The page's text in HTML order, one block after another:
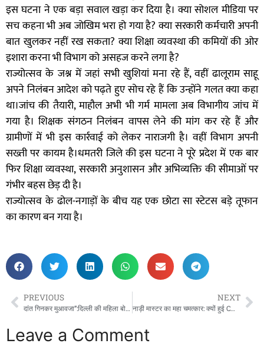
इस घटना ने एक बड़ा सवाल खड़ा कर दिया है। क्या सोशल मीडिया पर
सच कहना भी अब जोखिम भरा हो गया है? क्या सरकारी कर्मचारी अपनी
बात खुलकर नहीं रख सकता? क्या शिक्षा व्यवस्था की कमियों की ओर
इशारा करना भी विभाग को असहज करने लगा है?
राज्योत्सव के जश्न में जहां सभी खुशियां मना रहे हैं, वहीं ढालूराम साहू
अपने निलंबन आदेश को पढ़ते हुए सोच रहे हैं कि उन्होंने गलत क्या कहा
था।जांच की तैयारी, माहौल अभी भी गर्म मामला अब विभागीय जांच में
गया है। शिक्षक संगठन निलंबन वापस लेने की मांग कर रहे हैं और
ग्रामीणों में भी इस कार्रवाई को लेकर नाराजगी है। वहीं विभाग अपनी
सख्ती पर कायम है।धमतरी जिले की इस घटना ने पूरे प्रदेश में एक बार
फिर शिक्षा व्यवस्था, सरकारी अनुशासन और अभिव्यक्ति की सीमाओं पर
गंभीर बहस छेड़ दी है।
राज्योत्सव के ढोल-नगाड़ों के बीच यह एक छोटा सा स्टेटस बड़े तूफान
का कारण बन गया है।
PREVIOUS
दांत गिनकर मुआवजा”:दिल्ली की महिला बोली, ‘कुत्तों ने 42 बार काटा, तो 20 लाख दो ना सरकार!’
NEXT
नाड़ी मास्टर का महा चमत्कार: क्यों हुई CMHO की नाड़ी ठंडी? 24 घंटे में श्रीराम क्लीनिक ताला-मुक्त!
Leave a Comment